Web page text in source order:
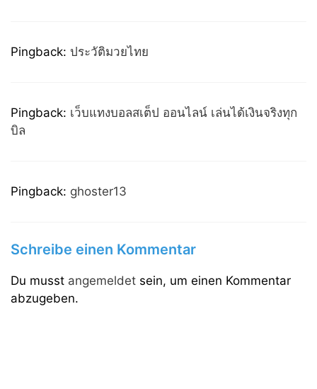
Pingback: ประวัติมวยไทย
Pingback: เว็บแทงบอลสเต็ป ออนไลน์ เล่นได้เงินจริงทุก
บิล
Pingback: ghoster13
Schreibe einen Kommentar
Du musst angemeldet sein, um einen Kommentar
abzugeben.